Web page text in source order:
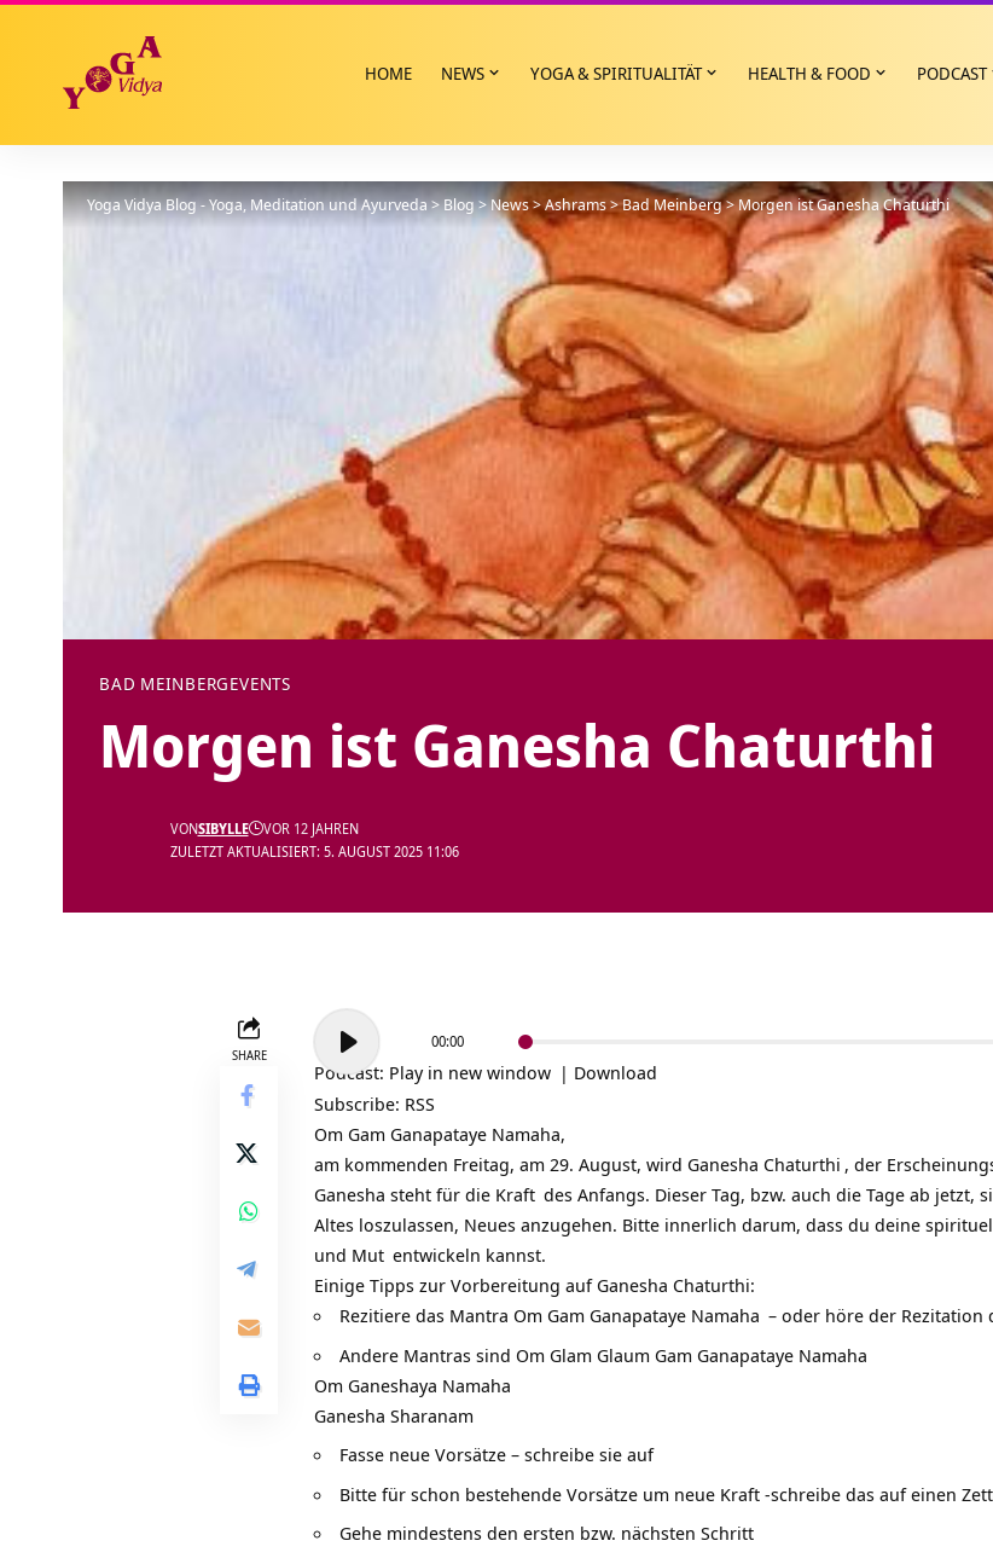
HOME NEWS YOGA & SPIRITUALITÄT HEALTH & FOOD PODCAST
Yoga Vidya Blog - Yoga, Meditation und Ayurveda>Blog>News>Ashrams>Bad Meinberg>Morgen ist Ganesha Chaturthi
BAD MEINBERGEVENTS
Morgen ist Ganesha Chaturthi
ZULETZT AKTUALISIERT: 5. AUGUST 2025 11:06
VONSIBYLLE VOR 12 JAHREN
SHARE
Audio-
Player
00:00
Podcast: Play in new window | Download
Subscribe: RSS
Om Gam Ganapataye Namaha,
am kommenden Freitag, am 29. August, wird Ganesha Chaturthi , der
Ganesha steht für die Kraft des Anfangs. Dieser Tag, bzw. auch die Tage ab
Altes loszulassen, Neues anzugehen. Bitte innerlich darum, dass du deine
und Mut entwickeln kannst.
Einige Tipps zur Vorbereitung auf Ganesha Chaturthi:
Rezitiere das Mantra Om Gam Ganapataye Namaha – oder höre der Rezitation
Andere Mantras sind Om Glam Glaum Gam Ganapataye Namaha
Om Ganeshaya Namaha
Ganesha Sharanam
Fasse neue Vorsätze – schreibe sie auf
Bitte für schon bestehende Vorsätze um neue Kraft -schreibe das auf einen
Gehe mindestens den ersten bzw. nächsten Schritt